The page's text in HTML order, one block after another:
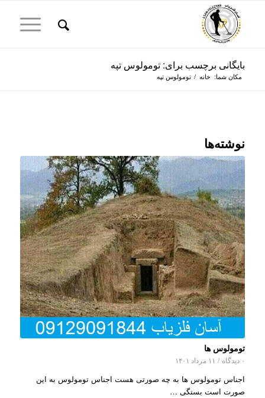
بایگانی برچسب برای: تومولوس تپه
مکان شما: خانه / تومولوس تپه
نوشته‌ها
تومولوس ها
۰ دیدگاه / ۱۱ مرداد ۱۴۰۱
اجناس تومولوس ها به چه صورتی هست اجناس تومولوس به این
صورت است بستگی …